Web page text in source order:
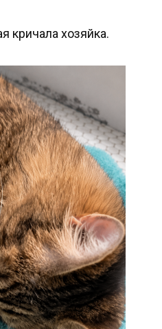
кричала хозяйка.